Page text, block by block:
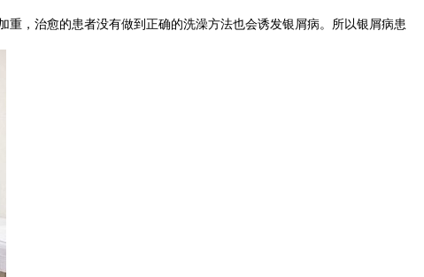
，治愈的患者没有做到正确的洗澡方法也会诱发银屑病。所以银屑病患